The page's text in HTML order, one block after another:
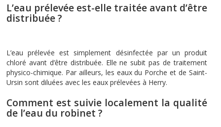
L’eau prélevée est-elle traitée avant d’être
distribuée ?
L’eau prélevée est simplement désinfectée par un produit
chloré avant d’être distribuée. Elle ne subit pas de traitement
physico-chimique. Par ailleurs, les eaux du Porche et de Saint-
Ursin sont diluées avec les eaux prélevées à Herry.
Comment est suivie localement la qualité
de l’eau du robinet ?